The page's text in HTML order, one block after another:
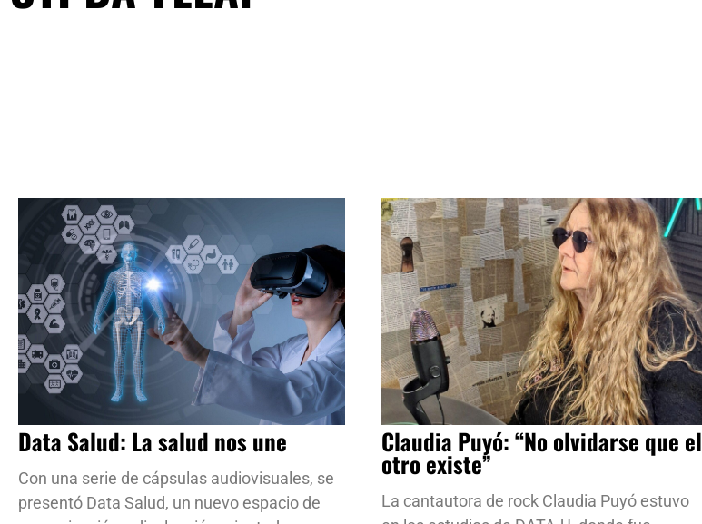
Data Salud: La salud nos une
Con una serie de cápsulas audiovisuales, se
presentó Data Salud, un nuevo espacio de
Claudia Puyó: “No olvidarse que el
otro existe”
La cantautora de rock Claudia Puyó estuvo